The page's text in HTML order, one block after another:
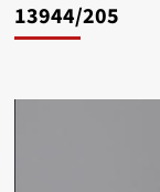
13944/205